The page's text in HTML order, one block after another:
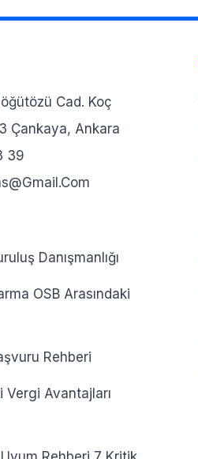
Cad. Koç
Çankaya, Ankara
39
Danışmanlığı
OSB Arasındaki
Rehberi
Vergi Avantajları